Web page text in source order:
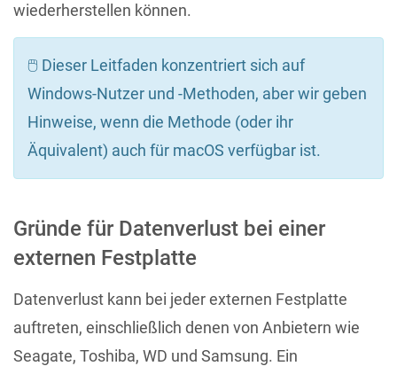
wiederherstellen können.
🖱️ Dieser Leitfaden konzentriert sich auf
Windows-Nutzer und -Methoden, aber wir geben
Hinweise, wenn die Methode (oder ihr
Äquivalent) auch für macOS verfügbar ist.
Gründe für Datenverlust bei einer
externen Festplatte
Datenverlust kann bei jeder externen Festplatte
auftreten, einschließlich denen von Anbietern wie
Seagate, Toshiba, WD und Samsung. Ein